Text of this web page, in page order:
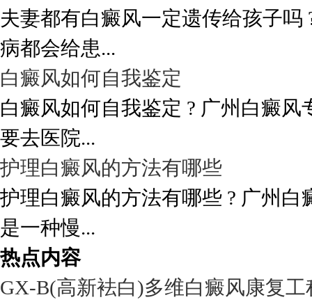
夫妻都有白癜风一定遗传给孩子
病都会给患...
白癜风如何自我鉴定
白癜风如何自我鉴定 ? 广州白癜
要去医院...
护理白癜风的方法有哪些
护理白癜风的方法有哪些 ? 广州
是一种慢...
热点内容
GX-B(高新袪白)多维白癜风康复